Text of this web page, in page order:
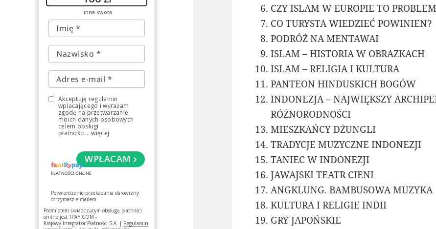
inna kwota
Akceptuję regulamin
wpłacającego i wyrażam
zgodę na przetwarzanie
moich danych osobowych
celem obsługi
płatności... więcej
WPŁACAM
Potwierdzenie przekazania darowizny
otrzymasz e-mailem.
Podmiotem świadczącym obsługę płatności
online jestTPAY.COM -
Krajowy Integrator Płatności S.A. | Regulamin
CZY ISLAM W EUROPIE TO
CO TURYSTA WIEDZIEĆ POWINIEN?
PODRÓŻ NA MENTAWAI
ISLAM – HISTORIA W OBRAZKACH
ISLAM – RELIGIA I KULTURA
PANTEON HINDUSKICH BOGÓW
INDONEZJA – NAJWIĘKSZY
RÓŻNORODNOŚCI
MIESZKAŃCY DŻUNGLI
TRADYCJE MUZYCZNE INDONEZJI
TANIEC W INDONEZJI
JAWAJSKI TEATR CIENI
ANGKLUNG. BAMBUSOWA MUZYKA
KULTURA I RELIGIE INDII
GRY JAPOŃSKIE